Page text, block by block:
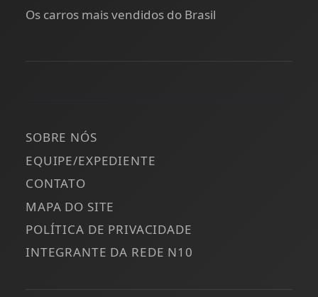
Os carros mais vendidos do Brasil
SOBRE NÓS
EQUIPE/EXPEDIENTE
CONTATO
MAPA DO SITE
POLÍTICA DE PRIVACIDADE
INTEGRANTE DA REDE N10